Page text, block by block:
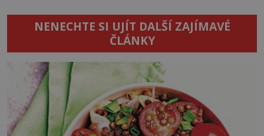
NENECHTE SI UJÍT DALŠÍ ZAJÍMAVÉ
ČLÁNKY